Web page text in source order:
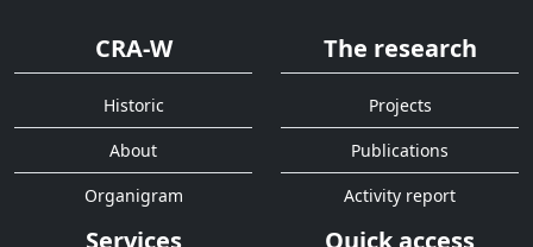
CRA-W
Historic
About
Organigram
The research
Projects
Publications
Activity report